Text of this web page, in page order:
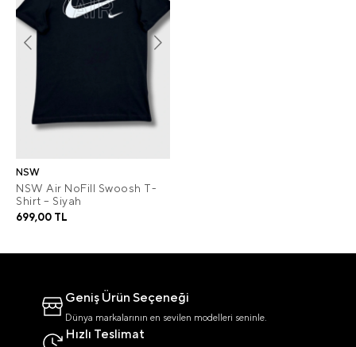
NSW
NSW Air NoFill Swoosh T-
Shirt – Siyah
699,00 TL
Geniş Ürün Seçeneği
Dünya markalarının en sevilen modelleri seninle.
Hızlı Teslimat